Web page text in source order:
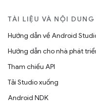
TÀI LIỆU VÀ NỘI
Hướng dẫn về Android
Hướng dẫn cho nhà phát
Tham chiếu API
Tải Studio xuống
Android NDK